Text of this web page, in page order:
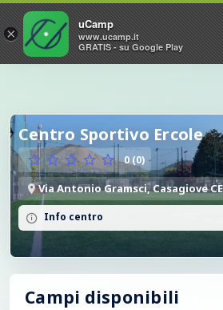
Centro Sportivo Ercole
0 (0)
Via Antonio Gramsci, Casagiove
Info centro
Campi disponibili
×
uCamp
www.ucamp.it
GRATIS - su Google Play